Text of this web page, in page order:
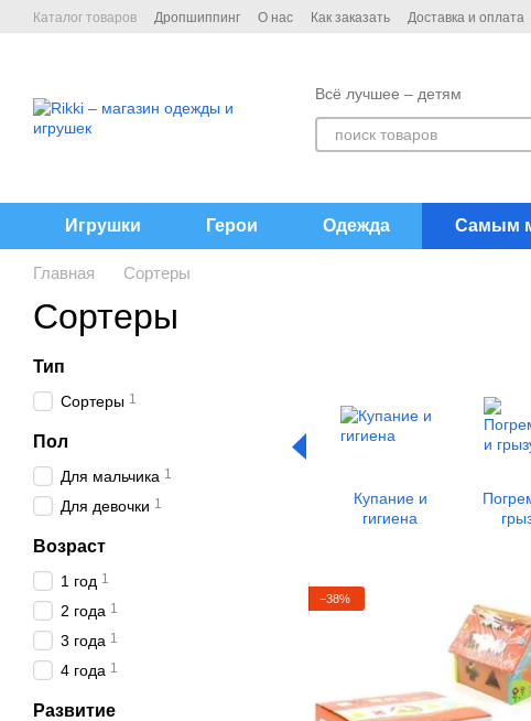
Перейти к основному контенту
Каталог товаров Дропшиппинг О нас Как заказать Доставка и оплата
Всё лучшее – детям
Игрушки Герои Одежда Самым
Главная Сортеры
Сортеры
Купание и
гигиена
−38%
Тип
Сортеры 1
Пол
Для мальчика 1
Для девочки 1
Возраст
1 год 1
2 года 1
3 года 1
4 года 1
Развитие